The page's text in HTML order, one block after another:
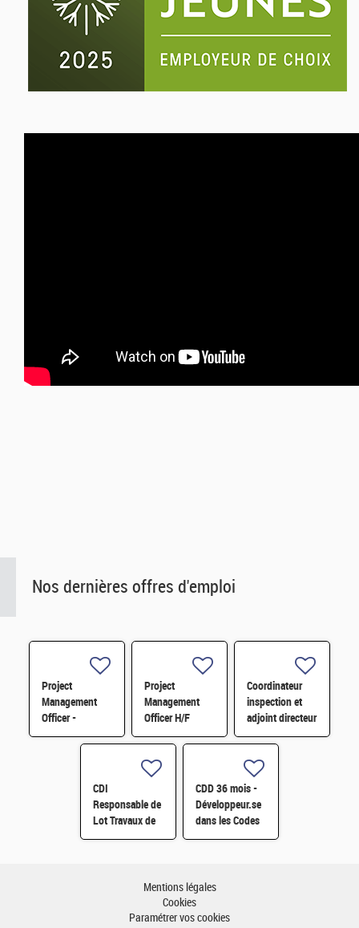
Nos dernières offres d'emploi
Project
Management
Officer -
Référent Cost
Engineering H/F
Project
Management
Officer H/F
Coordinateur
inspection et
adjoint directeur
qualité/inspection
– Projet RJH
H/F
CDI
Responsable de
Lot Travaux de
Démantèlement
CDD 36 mois -
Développeur.se
dans les Codes
de Traitement
Monte-Carlo H/F
Mentions légales
Cookies
Paramétrer vos cookies